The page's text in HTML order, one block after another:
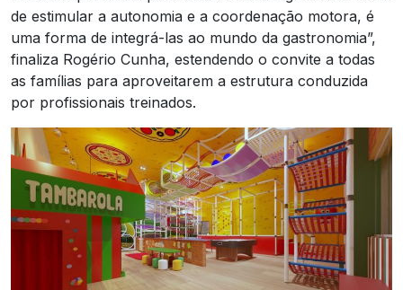
de estimular a autonomia e a coordenação motora, é
uma forma de integrá-las ao mundo da gastronomia”,
finaliza Rogério Cunha, estendendo o convite a todas
as famílias para aproveitarem a estrutura conduzida
por profissionais treinados.